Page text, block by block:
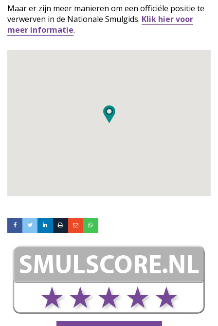
Maar er zijn meer manieren om een officiële positie te
verwerven in de Nationale Smulgids. Klik hier voor
meer informatie.